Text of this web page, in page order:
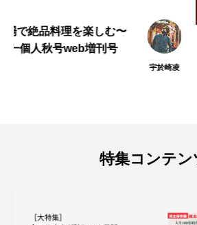
＜理系の旅＞ 牧野富太郎がい
物園の魅力
特集コンテン